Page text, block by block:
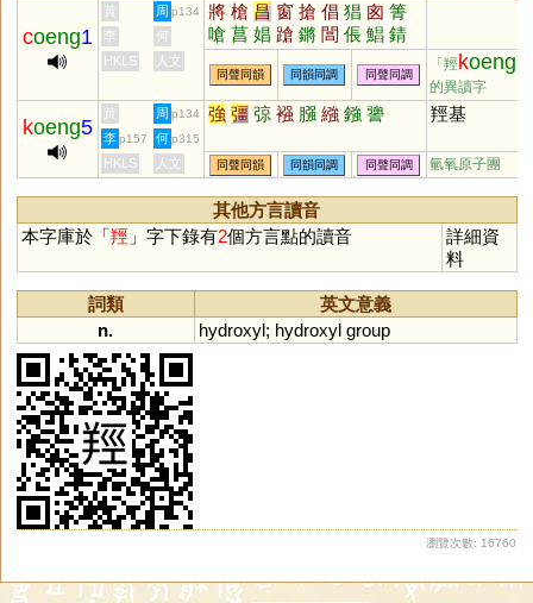
coeng1
黃 周 p134 將 槍 昌 窗 搶 倡 猖 囪 箐
嗆 菖 娼 蹌 鏘 閶 倀 鯧 錆
蹡 瑲 裮 琩 嶈 淐 闛 摐 鶬
戧 鼚 謒 錩 牄 斨 鎗
李
何
HKLS
人文
同聲同韻 同韻同調 同聲同調
「羥 koeng5
的異讀字
koeng5
黃 周 p134 強 彊 弶 襁 膙 繈 鏹 謽 羥基
李 p157 何 p315
HKLS 人文 同聲同韻 同韻同調 同聲同調 氫氧原子團
其他方言讀音
本字庫於「羥 」字下錄有2個方言點的讀音
詳細資
料
詞類
英文意義
n.
hydroxyl; hydroxyl group
瀏覽次數: 16760